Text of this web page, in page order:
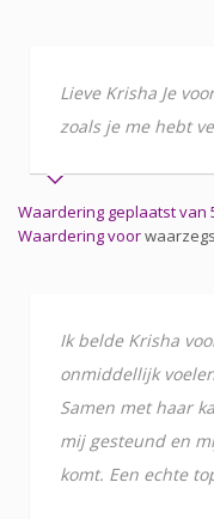
Lieve Krisha Je
zoals je me hebt
Waardering geplaatst van
Waardering voor
Ik belde Krisha
onmiddellijk
Samen met haar
mij gesteund en
komt. Een echte